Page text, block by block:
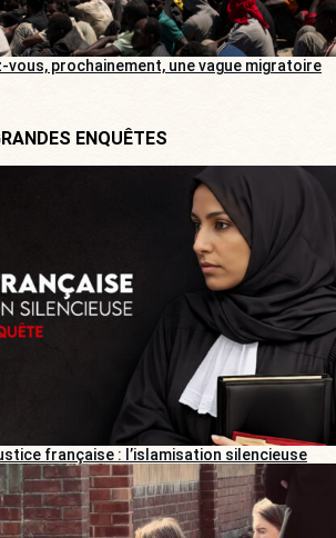
vous, prochainement, une vague migratoire
ENQUÊTES
française : l’islamisation silencieuse